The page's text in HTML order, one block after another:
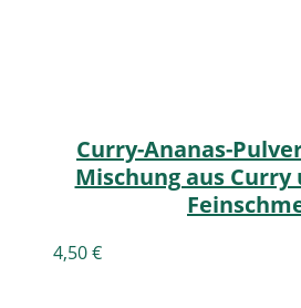
Curry-Ananas-
Mischung aus
4,50€